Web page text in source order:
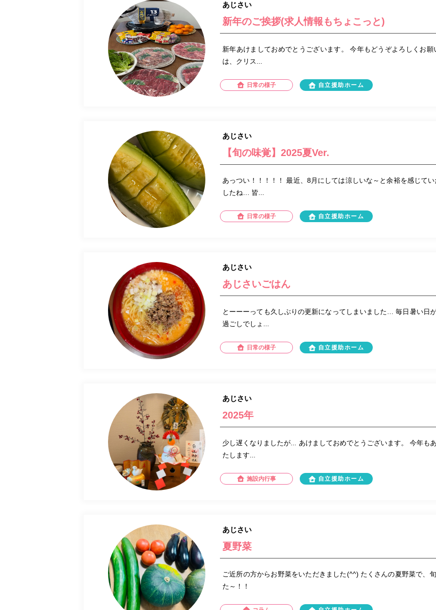
あじさい
新年のご挨拶(求人情報もちょこっと)
新年あけましておめでとうございます。 今年もどうぞよろしくお
は、クリス...
日常の様子 自立援助ホーム
あじさい
【旬の味覚】2025夏Ver.
あっつい！！！！！ 最近、8月にしては涼しいな～と余裕を感じて
したね… 皆...
日常の様子 自立援助ホーム
あじさい
あじさいごはん
とーーーっても久しぶりの更新になってしまいました… 毎日暑い日
過ごしでしょ...
日常の様子 自立援助ホーム
あじさい
2025年
少し遅くなりましたが... あけましておめでとうございます。 今年も
たします...
施設内行事 自立援助ホーム
あじさい
夏野菜
ご近所の方からお野菜をいただきました(^^) たくさんの夏野菜で、
た～！！